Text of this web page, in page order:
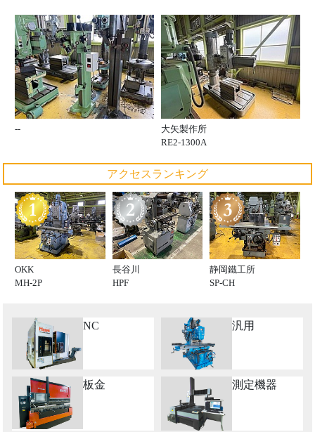
--
大矢製作所
RE2-1300A
アクセスランキング
OKK
MH-2P
長谷川
HPF
静岡鐵工所
SP-CH
NC 汎用
板金 測定機器